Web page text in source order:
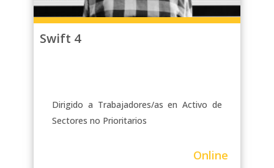
Swift 4
Dirigido a Trabajadores/as en Activo de
Sectores no Prioritarios
Online